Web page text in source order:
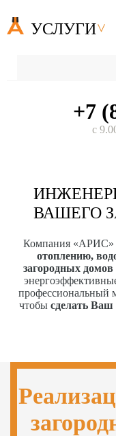
УСЛУГИ
+7
с
ВАШЕГО
Компания «АРИС»
отоплению,
загородных домов
профессиональный
чтобы сделать